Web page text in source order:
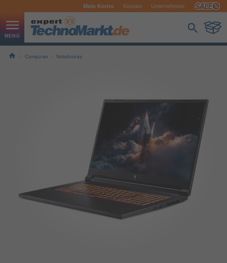
Mein Konto Kontakt Unternehmen
Computer Notebooks